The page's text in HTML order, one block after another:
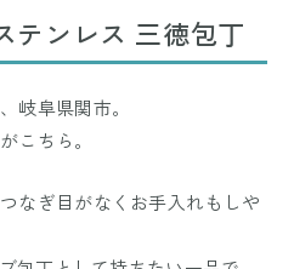
テンレス 三徳包丁
岐阜県関市。
こちら。
なぎ目がなくお手入れもしや